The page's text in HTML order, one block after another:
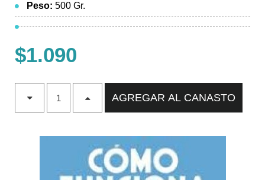
Peso: 500 Gr.
$1.090
AGREGAR AL CANASTO